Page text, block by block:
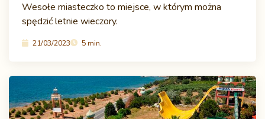
Wesołe miasteczko to miejsce, w którym można
spędzić letnie wieczory.
21/03/2023 5 min.